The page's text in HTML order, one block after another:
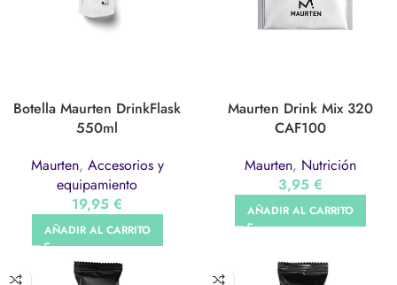
Botella Maurten DrinkFlask
550ml
Maurten, Accesorios y
equipamiento
19,95 €
AÑADIR AL CARRITO
Maurten Drink Mix 320
CAF100
Maurten, Nutrición
3,95 €
AÑADIR AL CARRITO